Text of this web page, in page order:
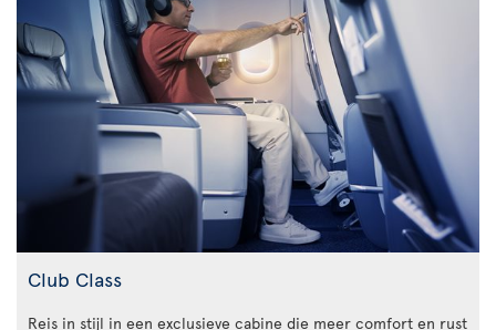
Club Class
Reis in stijl in een exclusieve cabine die meer comfort en rust